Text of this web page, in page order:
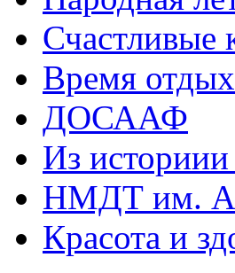
Счастливые
Время
ДОСААФ
Из
НМДТ им.
Красота и